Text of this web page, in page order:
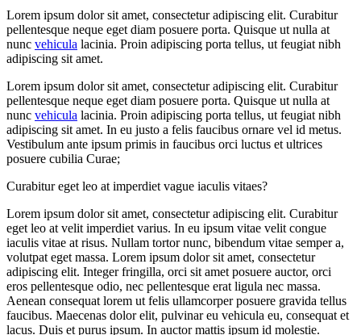
Lorem ipsum dolor sit amet, consectetur adipiscing elit. Curabitur
pellentesque neque eget diam posuere porta. Quisque ut nulla at
nunc vehicula lacinia. Proin adipiscing porta tellus, ut feugiat nibh
adipiscing sit amet.
Lorem ipsum dolor sit amet, consectetur adipiscing elit. Curabitur
pellentesque neque eget diam posuere porta. Quisque ut nulla at
nunc vehicula lacinia. Proin adipiscing porta tellus, ut feugiat nibh
adipiscing sit amet. In eu justo a felis faucibus ornare vel id metus.
Vestibulum ante ipsum primis in faucibus orci luctus et ultrices
posuere cubilia Curae;
Curabitur eget leo at imperdiet vague iaculis vitaes?
Lorem ipsum dolor sit amet, consectetur adipiscing elit. Curabitur
eget leo at velit imperdiet varius. In eu ipsum vitae velit congue
iaculis vitae at risus. Nullam tortor nunc, bibendum vitae semper a,
volutpat eget massa. Lorem ipsum dolor sit amet, consectetur
adipiscing elit. Integer fringilla, orci sit amet posuere auctor, orci
eros pellentesque odio, nec pellentesque erat ligula nec massa.
Aenean consequat lorem ut felis ullamcorper posuere gravida tellus
faucibus. Maecenas dolor elit, pulvinar eu vehicula eu, consequat et
lacus. Duis et purus ipsum. In auctor mattis ipsum id molestie.